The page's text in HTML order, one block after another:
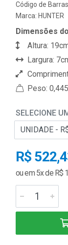
Código de
Marca: HUNTER
Dimensões
Altura:
Largura:
Peso:
SELECIONE
R$
ou em 5x de R$